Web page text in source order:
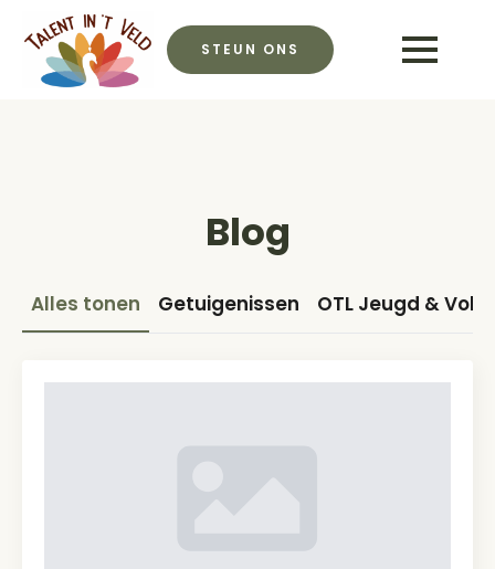
STEUN ONS
Blog
Alles tonen Getuigenissen OTL Jeugd &